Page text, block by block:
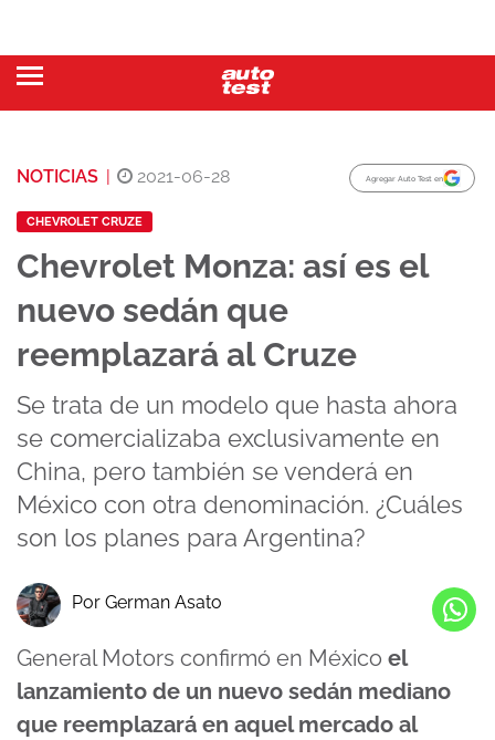
NOTICIAS | 2021-06-28 Agregar Auto Test en
CHEVROLET CRUZE
Chevrolet Monza: así es el
nuevo sedán que
reemplazará al Cruze
Se trata de un modelo que hasta ahora
se comercializaba exclusivamente en
China, pero también se venderá en
México con otra denominación. ¿Cuáles
son los planes para Argentina?
Por German Asato
General Motors confirmó en México el
lanzamiento de un nuevo sedán mediano
que reemplazará en aquel mercado al